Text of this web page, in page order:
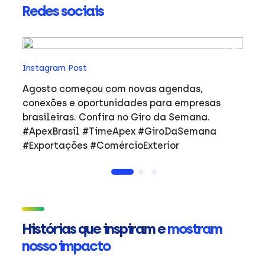
Redes sociais
Instagram Post
Agosto começou com novas agendas,
conexões e oportunidades para empresas
brasileiras. Confira no Giro da Semana.
#ApexBrasil #TimeApex #GiroDaSemana
#Exportações #ComércioExterior
Histórias que inspiram emostram
nosso impacto